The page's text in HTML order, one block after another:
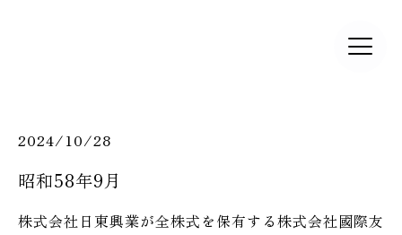
2024/10/28
昭和58年9月
株式会社日東興業が全株式を保有する株式会社國際友